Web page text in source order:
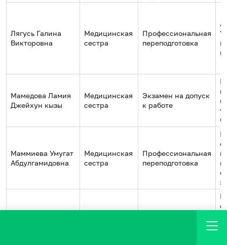
Лягусь Галина
Викторовна
Медицинская
сестра
Профессиональная
переподготовка
Мамедова Ламия
Джейхун кызы
Медицинская
сестра
Экзамен на допуск
к работе
Маммиева Умугат
Абдулгамидовна
Медицинская
сестра
Профессиональная
переподготовка